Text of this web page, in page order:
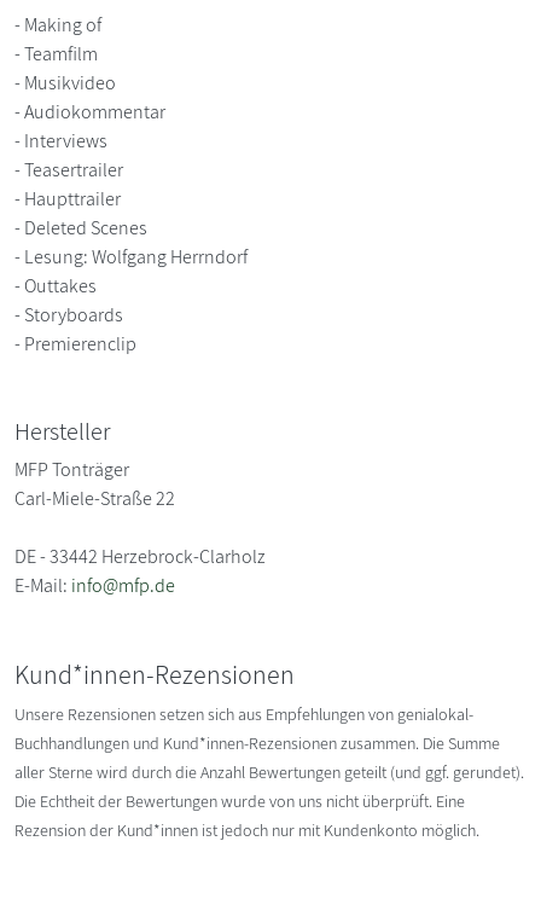
- Making of
- Teamfilm
- Musikvideo
- Audiokommentar
- Interviews
- Teasertrailer
- Haupttrailer
- Deleted Scenes
- Lesung: Wolfgang Herrndorf
- Outtakes
- Storyboards
- Premierenclip
Hersteller
MFP Tonträger
Carl-Miele-Straße 22
DE - 33442 Herzebrock-Clarholz
E-Mail: info@mfp.de
Kund*innen-Rezensionen
Unsere Rezensionen setzen sich aus Empfehlungen von genialokal-
Buchhandlungen und Kund*innen-Rezensionen zusammen. Die Summe
aller Sterne wird durch die Anzahl Bewertungen geteilt (und ggf. gerundet).
Die Echtheit der Bewertungen wurde von uns nicht überprüft. Eine
Rezension der Kund*innen ist jedoch nur mit Kundenkonto möglich.